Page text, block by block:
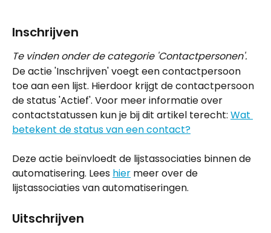
Inschrijven
Te vinden onder de categorie 'Contactpersonen'.
De actie 'Inschrijven' voegt een contactpersoon
toe aan een lijst. Hierdoor krijgt de contactpersoon
de status 'Actief'. Voor meer informatie over
contactstatussen kun je bij dit artikel terecht: Wat
betekent de status van een contact?
Deze actie beïnvloedt de lijstassociaties binnen de
automatisering. Lees hier meer over de
lijstassociaties van automatiseringen.
Uitschrijven